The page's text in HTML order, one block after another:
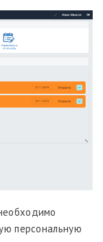
персональную